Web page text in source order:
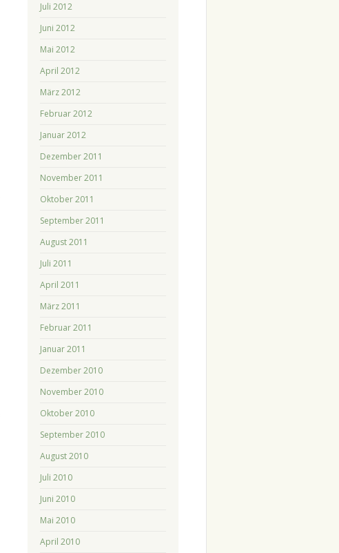
Juli 2012
Juni 2012
Mai 2012
April 2012
März 2012
Februar 2012
Januar 2012
Dezember 2011
November 2011
Oktober 2011
September 2011
August 2011
Juli 2011
April 2011
März 2011
Februar 2011
Januar 2011
Dezember 2010
November 2010
Oktober 2010
September 2010
August 2010
Juli 2010
Juni 2010
Mai 2010
April 2010